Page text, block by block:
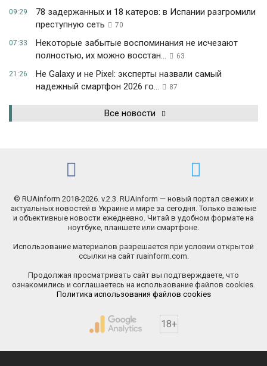
09:29
78 задержанных и 18 катеров: в Испании разгромили
преступную сеть
70
07:33
Некоторые забытые воспоминания не исчезают
полностью, их можно восстан...
63
21:26
Не Galaxy и не Pixel: эксперты назвали самый
надежный смартфон 2026 го...
87
Все новости
© RUAinform 2018-2026. v.2.3. RUAinform — новый портал свежих и
актуальных новостей в Украине и мире за сегодня. Только важные
и объективные новости ежедневно. Читай в удобном формате на
ноутбуке, планшете или смартфоне.
Использование материалов разрешается при условии открытой
ссылки на сайт ruainform.com.
Продолжая просматривать сайт вы подтверждаете, что
ознакомились и соглашаетесь на использование файлов cookies.
Политика использования файлов cookies
18+